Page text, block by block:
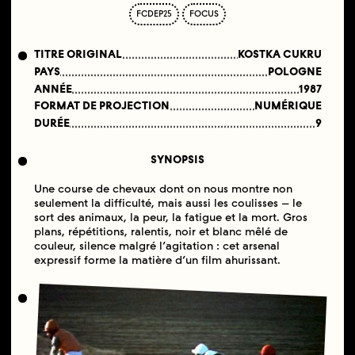
FCDEP25 FOCUS
TITRE ORIGINAL
KOSTKA CUKRU
PAYS
POLOGNE
ANNÉE
1987
FORMAT DE PROJECTION
NUMÉRIQUE
DURÉE
9
SYNOPSIS
Une course de chevaux dont on nous montre non
seulement la difficulté, mais aussi les coulisses – le
sort des animaux, la peur, la fatigue et la mort. Gros
plans, répétitions, ralentis, noir et blanc mêlé de
couleur, silence malgré l’agitation : cet arsenal
expressif forme la matière d’un film ahurissant.